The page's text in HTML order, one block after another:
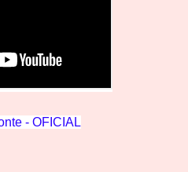
- OFICIAL